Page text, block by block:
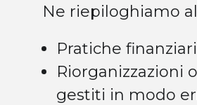
Ne riepiloghiamo
Pratiche
Riorganizzazioni
gestiti in modo